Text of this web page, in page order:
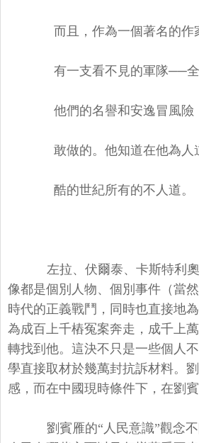
而且，作為一個著名的作
有一支看不見的軍隊──全
他們的名譽和安逸冒風險
敢做的。他知道在他為人
酷的世紀所有的不人道。
左拉、伏爾泰、卡斯特利
像都是個別人物、個別事件（當
時代的正義戰鬥，同時也直接地
為成百上千樁冤案奔走，成千上
轉找到他。這決不只是一些個人
學直接取材於幾萬封抗訴材料。
感，而在中國現時條件下，在劉
劉賓雁的“人民意識”觀念